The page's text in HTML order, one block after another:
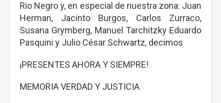
Rio Negro y, en especial de nuestra zona: Juan
Herman, Jacinto Burgos, Carlos Zurraco,
Susana Grymberg, Manuel Tarchitzky Eduardo
Pasquini y Julio César Schwartz, decimos
¡PRESENTES AHORA Y SIEMPRE!
MEMORIA VERDAD Y JUSTICIA